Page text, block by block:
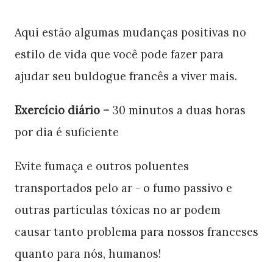
Aqui estão algumas mudanças positivas no
estilo de vida que você pode fazer para
ajudar seu buldogue francês a viver mais.
Exercício diário – 30 minutos a duas horas
por dia é suficiente
Evite fumaça e outros poluentes
transportados pelo ar - o fumo passivo e
outras partículas tóxicas no ar podem
causar tanto problema para nossos franceses
quanto para nós, humanos!